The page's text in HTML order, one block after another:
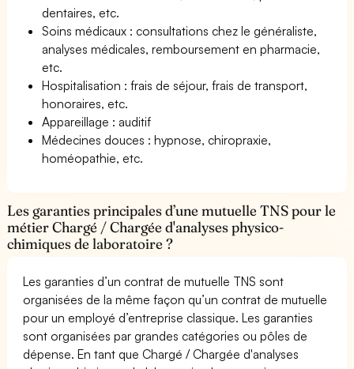
dentaires, etc.
Soins médicaux : consultations chez le généraliste,
analyses médicales, remboursement en pharmacie,
etc.
Hospitalisation : frais de séjour, frais de transport,
honoraires, etc.
Appareillage : auditif
Médecines douces : hypnose, chiropraxie,
homéopathie, etc.
Les garanties principales d’une mutuelle TNS pour le
métier Chargé / Chargée d'analyses physico-
chimiques de laboratoire ?
Les garanties d’un contrat de mutuelle TNS sont
organisées de la même façon qu’un contrat de mutuelle
pour un employé d’entreprise classique. Les garanties
sont organisées par grandes catégories ou pôles de
dépense. En tant que Chargé / Chargée d'analyses